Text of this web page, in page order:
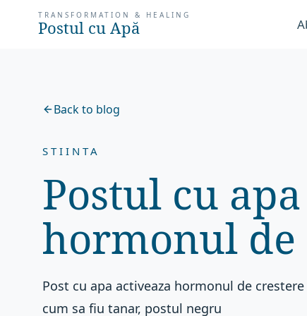
TRANSFORMATION & HEALING
Postul cu Apă
Back to blog
STIINTA
Postul cu
hormonul de
Post cu apa activeaza hormonul de
cum sa fiu tanar, postul negru